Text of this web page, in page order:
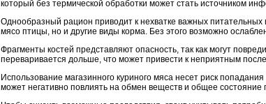
который без термической обработки может стать источником
Однообразный рацион приводит к нехватке важных
мясо птицы, но и другие виды корма. Без этого возможно
Фрагменты костей представляют опасность, так как могут
переваривается дольше, что может привести к неприятным
Использование магазинного куриного мяса несет риск
может негативно повлиять на обмен веществ и общее состояние